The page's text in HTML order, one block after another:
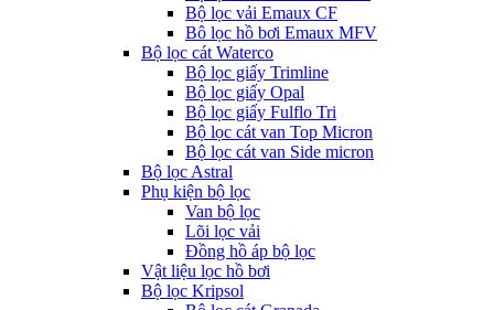
Bộ lọc vải Emaux CF
Bô lọc hồ bơi Emaux MFV
Bộ lọc cát Waterco
Bộ lọc giấy Trimline
Bộ lọc giấy Opal
Bộ lọc giấy Fulflo Tri
Bộ lọc cát van Top Micron
Bộ lọc cát van Side micron
Bộ lọc Astral
Phụ kiện bộ lọc
Van bộ lọc
Lõi lọc vải
Đồng hồ áp bộ lọc
Vật liệu lọc hồ bơi
Bộ lọc Kripsol